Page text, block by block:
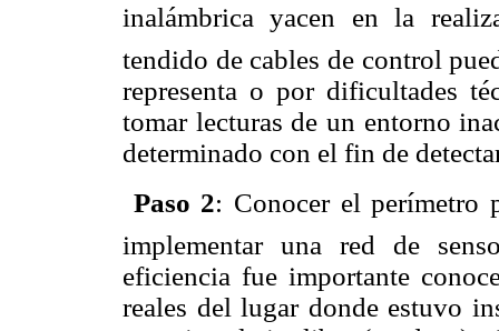
inalámbrica yacen en la
tendido de cables de control
representa o por dificultades
tomar lecturas de un entorno
determinado con el fin de
Paso 2: Conocer el perímetro
implementar una red de
eficiencia fue importante
reales del lugar donde estuvo